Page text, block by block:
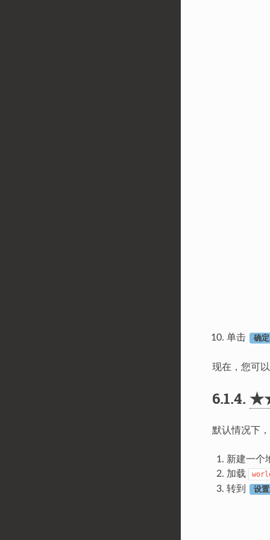
单击 确定
现在，您可
6.1.4.
默认情况下
新建一个
加载
转到 设